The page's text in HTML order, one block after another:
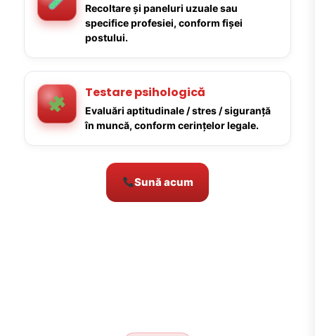
Recoltare și paneluri uzuale sau
specifice profesiei, conform fișei
postului.
Testare psihologică
Evaluări aptitudinale / stres / siguranță
în muncă, conform cerințelor legale.
Sună acum